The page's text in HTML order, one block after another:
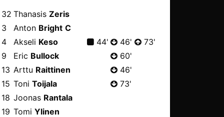
32 Thanasis Zeris
3
Anton Bright C
4
Akseli Keso 44' 46'
73'
9
Eric Bullock
60'
13 Arttu Raittinen
46'
15 Toni Toijala
73'
18 Joonas Rantala
19 Tomi Ylinen